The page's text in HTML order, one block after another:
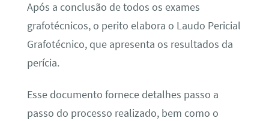
Após a conclusão de todos os exames
grafotécnicos, o perito elabora o Laudo Pericial
Grafotécnico, que apresenta os resultados da
perícia.
Esse documento fornece detalhes passo a
passo do processo realizado, bem como o